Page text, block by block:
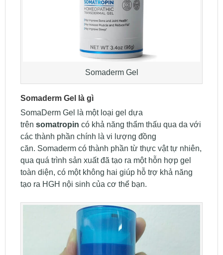
Somaderm Gel
Somaderm Gel là gì
SomaDerm Gel là một loại gel dựa
trên somatropin có khả năng thẩm thấu qua da với
các thành phần chính là vi lượng đồng
căn. Somaderm có thành phần từ thực vật tự nhiên,
qua quá trình sản xuất đã tạo ra một hỗn hợp gel
toàn diện, có một không hai giúp hỗ trợ khả năng
tạo ra HGH nội sinh của cơ thể bạn.